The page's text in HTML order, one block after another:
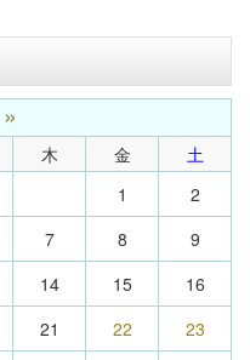
»
木 金
土
1
2
7 8
9
14 15
16
21 22
23